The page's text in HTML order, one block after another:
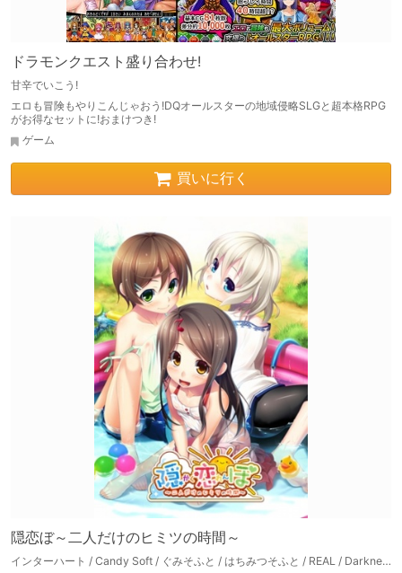
ドラモンクエスト盛り合わせ!
甘辛でいこう!
エロも冒険もやりこんじゃおう!DQオールスターの地域侵略SLGと超本格RPG
がお得なセットに!おまけつき!
ゲーム
買いに行く
隠恋ぼ～二人だけのヒミツの時間～
インターハート / Candy Soft / ぐみそふと / はちみつそふと / REAL / DarknessPot / 娘。 / しばそふと / DESSERT Soft / カカオ / ういろうそふと / ましゅまろそふと